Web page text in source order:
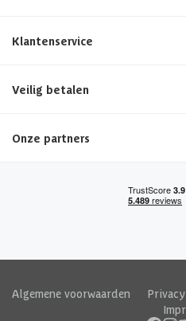
Klantenservice
Veilig betalen
Onze partners
Algemene voorwaarden